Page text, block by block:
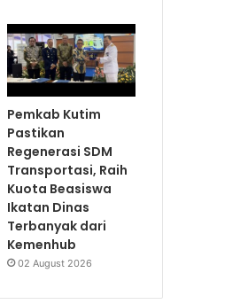
Pemkab Kutim
Pastikan
Regenerasi SDM
Transportasi, Raih
Kuota Beasiswa
Ikatan Dinas
Terbanyak dari
Kemenhub
02 August 2026